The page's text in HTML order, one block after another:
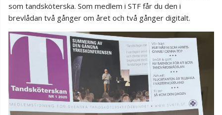
som tandsköterska. Som medlem i STF får du den i
brevlådan två gånger om året och två gånger digitalt.